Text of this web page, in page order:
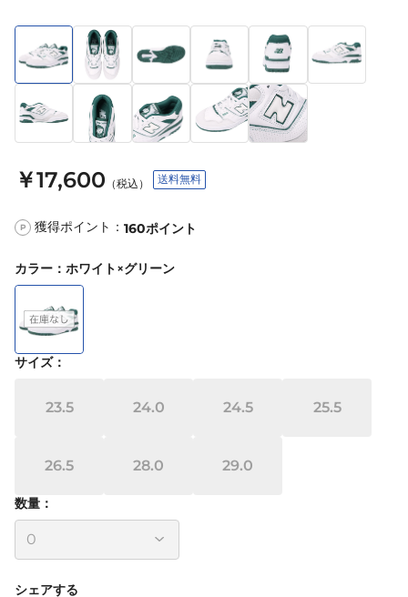
￥17,600 （税込） 送料無料
P 獲得ポイント： 160ポイント
カラー ： ホワイト×グリーン
サイズ：
23.5 24.0 24.5 25.5
26.5 28.0 29.0
数量：
シェアする